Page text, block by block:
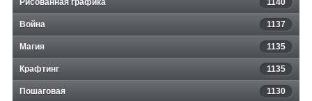
Война 1137
Магия 1135
Крафтинг 1135
Пошаговая 1130